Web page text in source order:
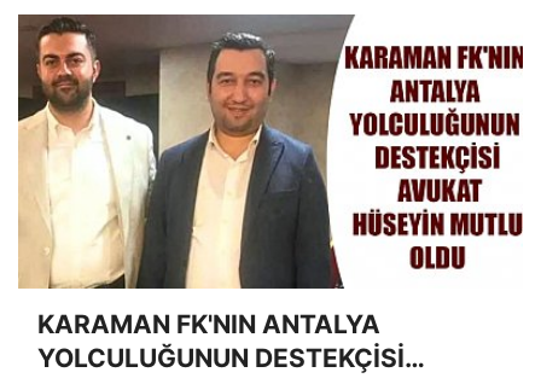
KARAMAN FK'NIN ANTALYA
YOLCULUĞUNUN DESTEKÇİSİ